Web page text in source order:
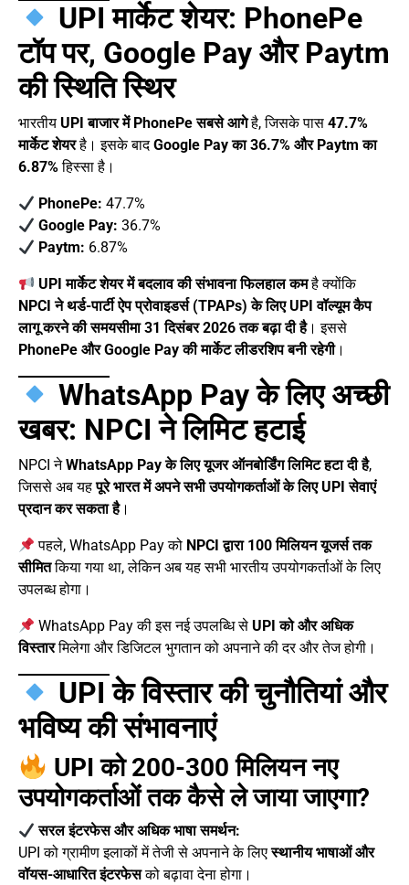
UPI मार्केट शेयर: PhonePe
टॉप पर, Google Pay और Paytm
की स्थिति स्थिर
भारतीय UPI बाजार में PhonePe सबसे आगेहै, जिसके पास 47.7%
मार्केट शेयरहै। इसके बादGoogle Pay का 36.7% और Paytm का
6.87%हिस्सा है।
PhonePe: 47.7%
Google Pay: 36.7%
Paytm: 6.87%
UPI मार्केट शेयर में बदलाव की संभावना फिलहाल कमहै क्योंकि
NPCI ने थर्ड-पार्टी ऐप प्रोवाइडर्स (TPAPs) के लिए UPI वॉल्यूम कैप
लागू करने की समयसीमा 31 दिसंबर 2026 तक बढ़ा दी है। इससे
PhonePe और Google Pay की मार्केट लीडरशिप बनी रहेगी।
WhatsApp Pay के लिए अच्छी
खबर: NPCI ने लिमिट हटाई
NPCI नेWhatsApp Pay के लिए यूजर ऑनबोर्डिंग लिमिट हटा दी है,
जिससे अब यहपूरे भारत में अपने सभी उपयोगकर्ताओं के लिए UPI सेवाएं
प्रदान कर सकता है।
पहले, WhatsApp Pay को NPCI द्वारा 100 मिलियन यूजर्स तक
सीमितकिया गया था, लेकिन अब यह सभी भारतीय उपयोगकर्ताओं के लिए
उपलब्ध होगा।
WhatsApp Pay की इस नई उपलब्धि सेUPI को और अधिक
विस्तारमिलेगा और डिजिटल भुगतान को अपनाने की दर और तेज होगी।
UPI के विस्तार की चुनौतियां और
भविष्य की संभावनाएं
UPI को 200-300 मिलियन नए
उपयोगकर्ताओं तक कैसे ले जाया जाएगा?
सरल इंटरफेस और अधिक भाषा समर्थन:
UPI को ग्रामीण इलाकों में तेजी से अपनाने के लिएस्थानीय भाषाओं और
वॉयस-आधारित इंटरफेसको बढ़ावा देना होगा।